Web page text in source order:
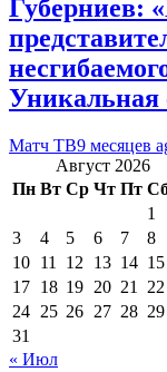
Губерниев:
Уникальная
Матч ТВ9 месяцев
Август 2026
Пн Вт Ср Чт Пт
1
3
4 5 6 7 8
10 11 12 13 14 15
17 18 19 20 21 22
24 25 26 27 28 29
31
« Июл